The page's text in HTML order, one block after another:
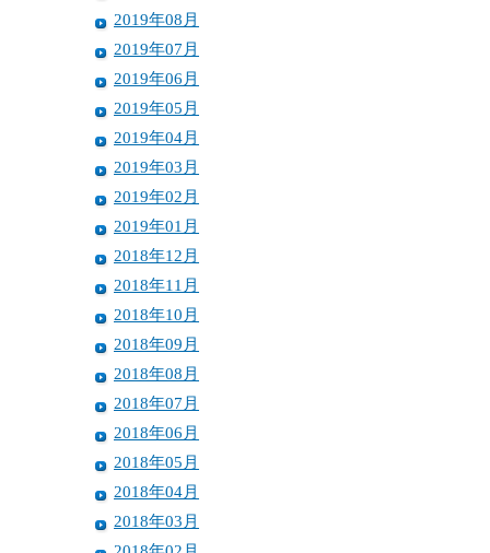
2019年08月
2019年07月
2019年06月
2019年05月
2019年04月
2019年03月
2019年02月
2019年01月
2018年12月
2018年11月
2018年10月
2018年09月
2018年08月
2018年07月
2018年06月
2018年05月
2018年04月
2018年03月